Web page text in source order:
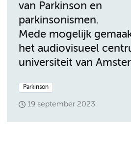
van Parkinson en
parkinsonismen.
Mede mogelijk
het audiovisueel
universiteit van
Parkinson
19 september 2023